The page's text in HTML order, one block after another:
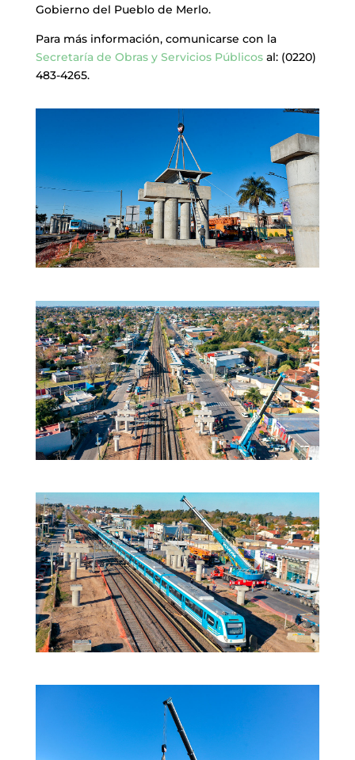
Gobierno del Pueblo de Merlo.
Para más información, comunicarse con la
Secretaría de Obras y Servicios Públicosal: (0220)
483-4265.